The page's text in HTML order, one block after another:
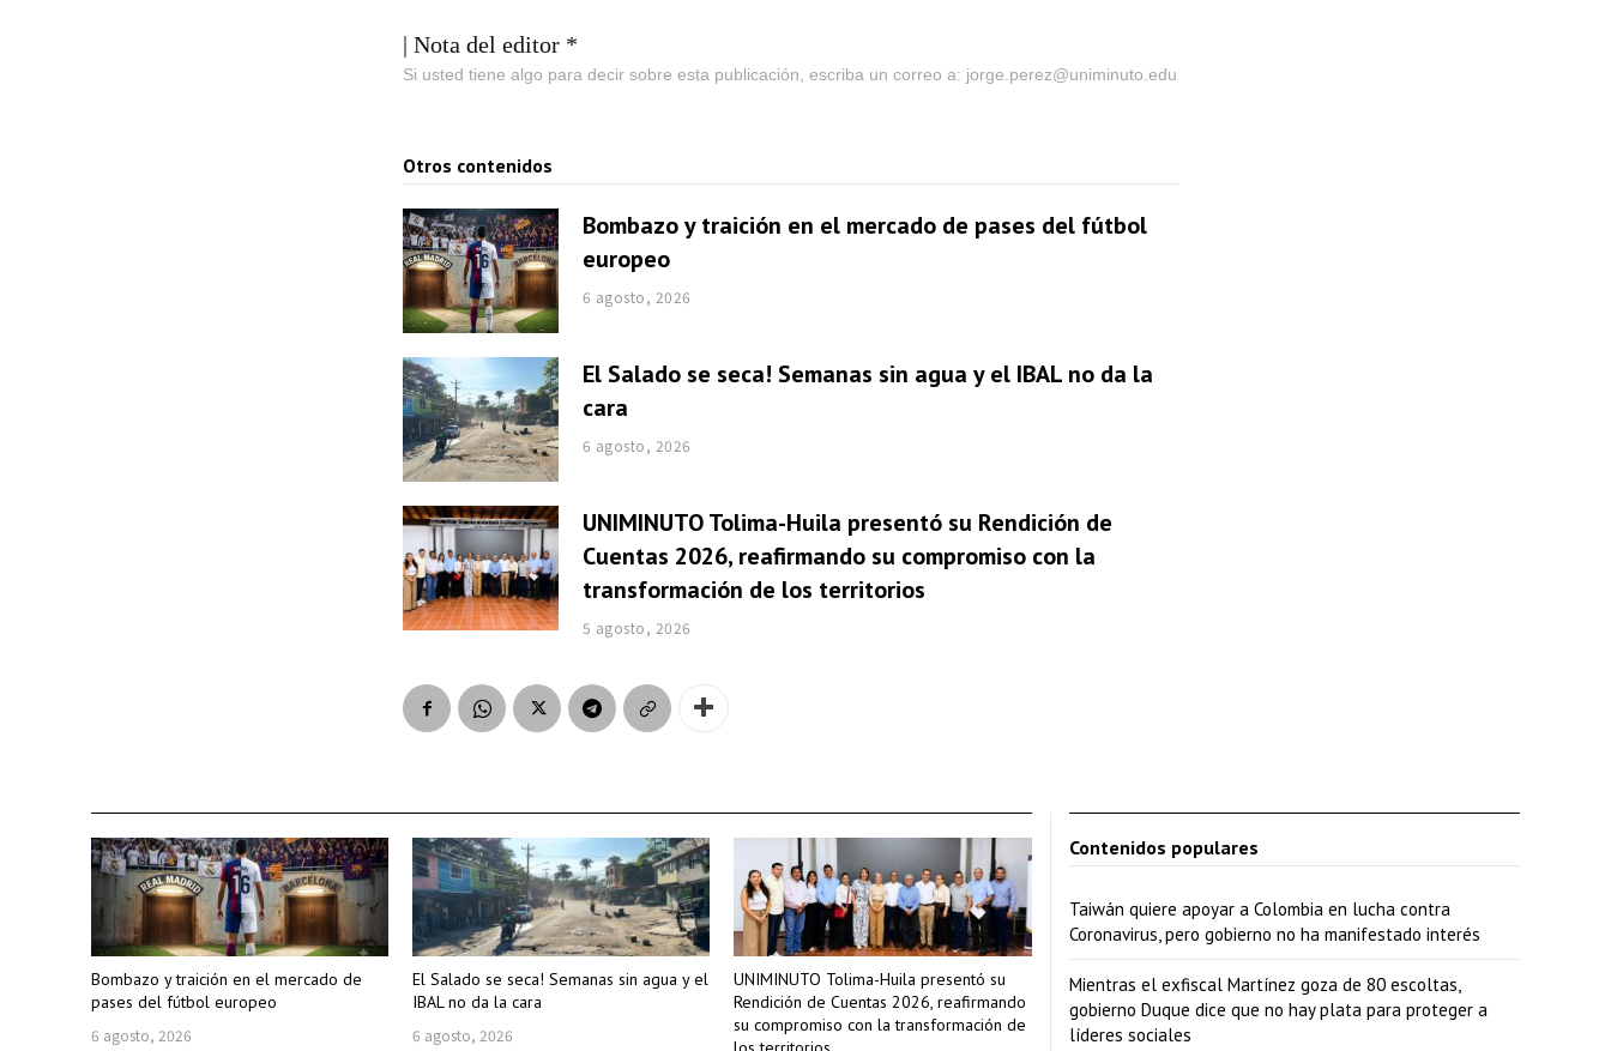
| Nota del editor *
Si usted tiene algo para decir sobre esta publicación, escriba un correo a: jorge.perez@uniminuto.edu
Otros contenidos
Bombazo y traición en el mercado de pases del fútbol
europeo
6 agosto, 2026
El Salado se seca! Semanas sin agua y el IBAL no da la
cara
6 agosto, 2026
UNIMINUTO Tolima-Huila presentó su Rendición de
Cuentas 2026, reafirmando su compromiso con la
transformación de los territorios
5 agosto, 2026
Bombazo y traición en el mercado de
pases del fútbol europeo
6 agosto, 2026
El Salado se seca! Semanas sin agua y el
IBAL no da la cara
6 agosto, 2026
UNIMINUTO Tolima-Huila presentó su
Rendición de Cuentas 2026, reafirmando
su compromiso con la transformación de
Contenidos populares
Taiwán quiere apoyar a Colombia en lucha contra
Coronavirus, pero gobierno no ha manifestado interés
Mientras el exfiscal Martínez goza de 80 escoltas,
gobierno Duque dice que no hay plata para proteger a
líderes sociales